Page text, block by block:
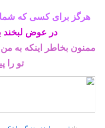
هرگز برای کسی که شما
در عوض لبخند
ممنون بخاطر اینکه به
تو را